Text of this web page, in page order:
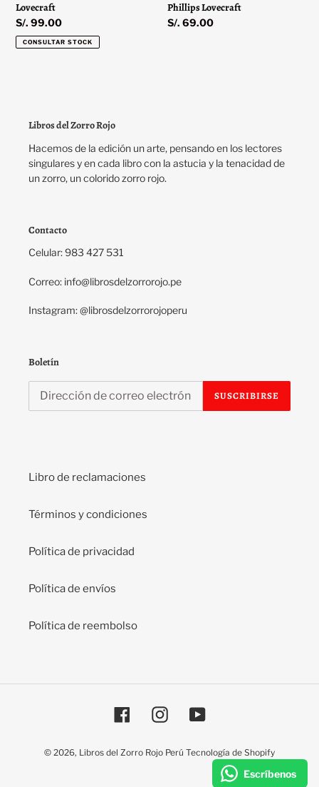
Lovecraft
Precio
habitual
S/. 99.00
CONSULTAR STOCK
Phillips Lovecraft
Precio
S/. 69.00
Libros del Zorro Rojo
Hacemos de la edición un arte, pensando en los lectores
singulares y en cada libro con la astucia y la tenacidad de
un zorro, un colorido zorro rojo.
Contacto
Celular: 983 427 531
Correo: info@librosdelzorrorojo.pe
Instagram: @librosdelzorrorojoperu
Boletín
SUSCRIBIRSE
Libro de reclamaciones
Términos y condiciones
Política de privacidad
Política de envíos
Política de reembolso
FacebookInstagramYouTube
© 2026, Libros del Zorro Rojo Perú Tecnología de Shopify
Escríbenos